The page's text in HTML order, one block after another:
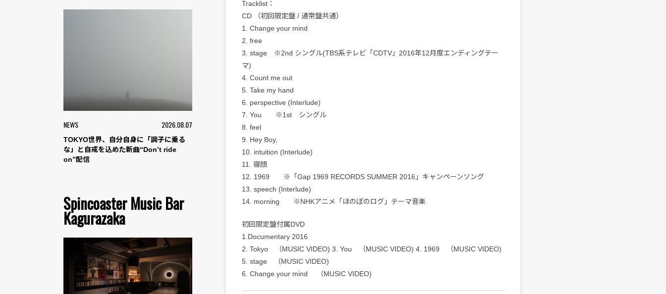
NEWS 2026.08.07
TOKYO世界、自分自身に「調子に乗る
な」と自戒を込めた新曲“Don’t ride
on”配信
Spincoaster Music Bar
Kagurazaka
Tracklist：
CD （初回限定盤 / 通常盤共通）
1. Change your mind
2. free
3. stage ※2nd シングル(TBS系テレビ「CDTV」2016年12月度エンディングテー
マ)
4. Count me out
5. Take my hand
6. perspective (Interlude)
7. You ※1st シングル
8. feel
9. Hey Boy,
10. intuition (Interlude)
11. 寝顔
12. 1969 ※「Gap 1969 RECORDS SUMMER 2016」キャンペーンソング
13. speech (Interlude)
14. morning ※NHKアニメ「ほのぼのログ」テーマ音楽
初回限定盤付属DVD
1.Documentary 2016
2. Tokyo （MUSIC VIDEO) 3. You （MUSIC VIDEO) 4. 1969 （MUSIC VIDEO)
5. stage （MUSIC VIDEO)
6. Change your mind （MUSIC VIDEO)